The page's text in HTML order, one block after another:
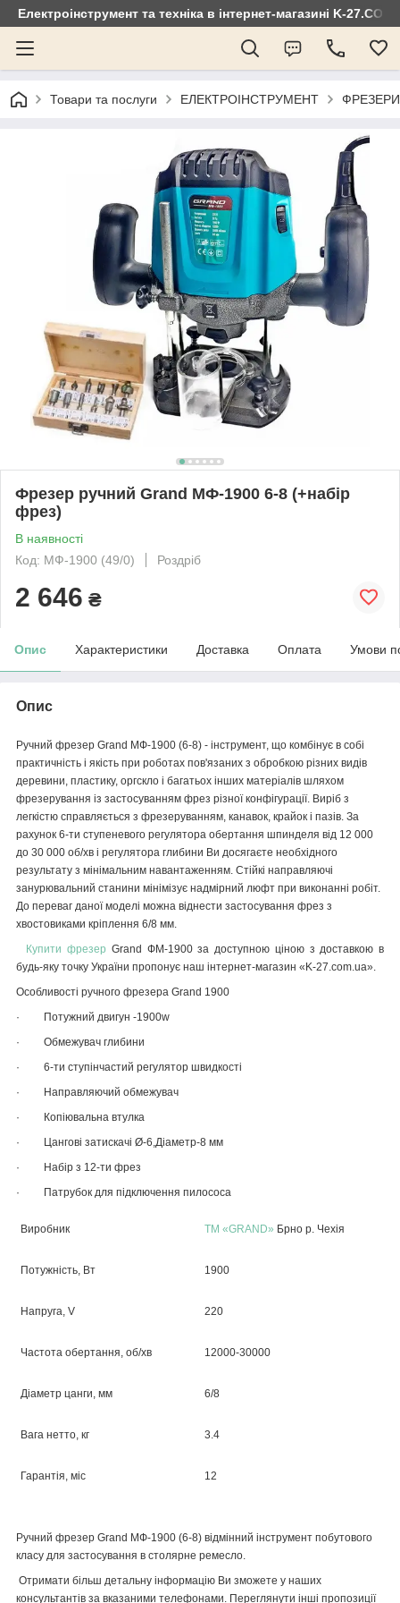
Електроінструмент та техніка в інтернет-магазині K-
Товари та послуги ЕЛЕКТРОІНСТРУМЕНТ
Фрезер ручний Grand МФ-1900 6-8 (+набір
фрез)
В наявності
Код: МФ-1900 (49/0)
Роздріб
2 646 ₴
Опис Характеристики Доставка Оплата Умови
Опис
Ручний фрезер Grand МФ-1900 (6-8) - інструмент, що комбінує в собі
практичність і якість при роботах пов'язаних з обробкою різних видів
деревини, пластику, оргскло і багатьох інших матеріалів шляхом
фрезерування із застосуванням фрез різної конфігурації. Виріб з
легкістю справляється з фрезеруванням, канавок, крайок і пазів. За
рахунок 6-ти ступеневого регулятора обертання шпинделя від 12 000
до 30 000 об/хв і регулятора глибини Ви досягаєте необхідного
результату з мінімальним навантаженням. Стійкі направляючі
занурювальний станини мінімізує надмірний люфт при виконанні робіт.
До переваг даної моделі можна віднести застосування фрез з
хвостовиками кріплення 6/8 мм.
Купити фрезер Grand ФМ-1900 за доступною ціною з доставкою в
будь-яку точку України пропонує наш інтернет-магазин «K-27.com.ua».
Особливості ручного фрезера Grand 1900
· Потужний двигун -1900w
· Обмежувач глибини
· 6-ти ступінчастий регулятор швидкості
· Направляючий обмежувач
· Копіювальна втулка
· Цангові затискачі Ø-6,Діаметр-8 мм
· Набір з 12-ти фрез
· Патрубок для підключення пилососа
Виробник ТМ «GRAND» Брно р. Чехія
Потужність, Вт 1900
Напруга, V 220
Частота обертання, об/хв 12000-30000
Діаметр цанги, мм 6/8
Вага нетто, кг 3.4
Гарантія, міс 12
Ручний фрезер Grand МФ-1900 (6-8) відмінний інструмент побутового
класу для застосування в столярне ремесло.
Отримати більш детальну інформацію Ви зможете у наших
консультантів за вказаними телефонами. Переглянути інші пропозиції